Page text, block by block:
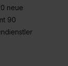
neue
90